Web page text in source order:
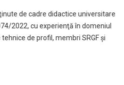
de cadre didactice universitare
2022, cu experienţă în domeniul
de profil, membri SRGF şi